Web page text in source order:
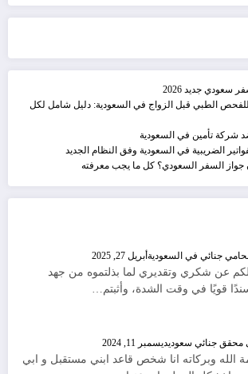
جديد 2026
للفحص الطبي قبل الزواج في السعودية: دليل شامل لكل
شركة تأمين في السعودية
الضريبية في السعودية وفق النظام الجديد
جواز السفر السعودي؟ كل ما يجب معرفته
جنائي في السعوديةأبريل 27, 2025
عن شكري وتقديري لما بذلتموه من جهد
قويًا في وقت الشدة، وأثبتم…
محقق جنائي سعوديديسمبر 11, 2024
الله وبركاته انا شخص قاعد ابني مستقبل و ابي